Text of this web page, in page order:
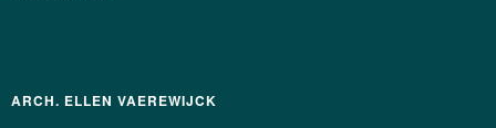
ARCH. ELLEN VAEREWIJCK